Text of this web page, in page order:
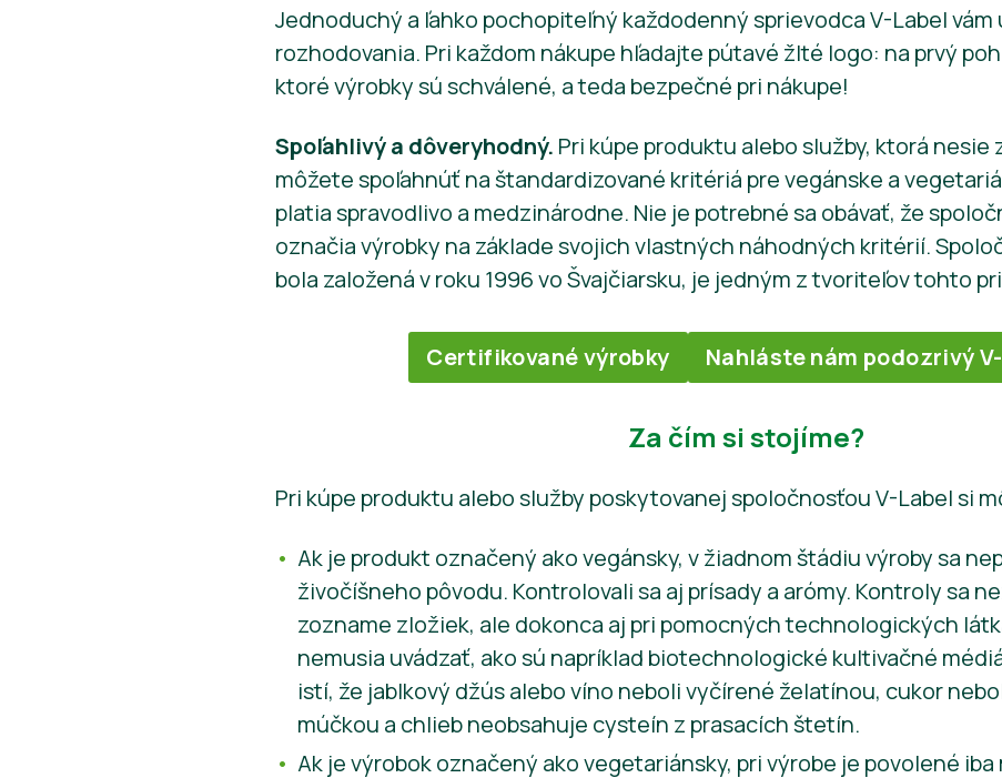
Jednoduchý a ľahko pochopiteľný každodenný sprievodca V-Label vám
rozhodovania. Pri každom nákupe hľadajte pútavé žlté logo: na prvý
ktoré výrobky sú schválené, a teda bezpečné pri nákupe!
Spoľahlivý a dôveryhodný. Pri kúpe produktu alebo služby, ktorá nesie
môžete spoľahnúť na štandardizované kritériá pre vegánske a
platia spravodlivo a medzinárodne. Nie je potrebné sa obávať, že
označia výrobky na základe svojich vlastných náhodných kritérií.
bola založená v roku 1996 vo Švajčiarsku, je jedným z tvoriteľov tohto
Certifikované výrobky Nahláste nám podozrivý
Za čím si stojíme?
Pri kúpe produktu alebo služby poskytovanej spoločnosťou V-Label si
Ak je produkt označený ako vegánsky, v žiadnom štádiu výroby sa
živočíšneho pôvodu. Kontrolovali sa aj prísady a arómy. Kontroly sa
zozname zložiek, ale dokonca aj pri pomocných technologických
nemusia uvádzať, ako sú napríklad biotechnologické kultivačné
istí, že jablkový džús alebo víno neboli vyčírené želatínou, cukor
múčkou a chlieb neobsahuje cysteín z prasacích štetín.
Ak je výrobok označený ako vegetariánsky, pri výrobe je povolené